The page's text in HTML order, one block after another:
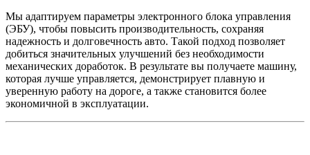
Мы адаптируем параметры электронного блока управления
(ЭБУ), чтобы повысить производительность, сохраняя
надежность и долговечность авто. Такой подход позволяет
добиться значительных улучшений без необходимости
механических доработок. В результате вы получаете машину,
которая лучше управляется, демонстрирует плавную и
уверенную работу на дороге, а также становится более
экономичной в эксплуатации.